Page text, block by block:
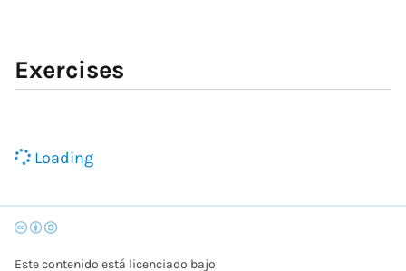
Exercises
Loading
Este contenido está licenciado bajo